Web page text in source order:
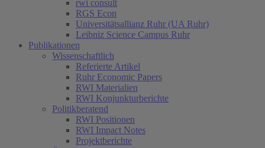
rwi consult
RGS Econ
Universitätsallianz Ruhr (UA Ruhr)
Leibniz Science Campus Ruhr
Publikationen
Wissenschaftlich
Referierte Artikel
Ruhr Economic Papers
RWI Materialien
RWI Konjunkturberichte
Politikberatend
RWI Positionen
RWI Impact Notes
Projektberichte